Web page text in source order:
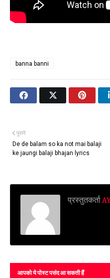
banna banni
पुराने
De de balam so ka not mai balaji
ke jaungi balaji bhajan lyrics
प्रस्तुतकर्ता
आपको ये पोस्ट पसंद आ सकती हैं